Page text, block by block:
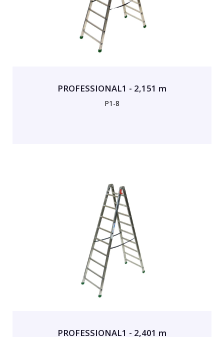
PROFESSIONAL1 - 2,151 m
P1-8
PROFESSIONAL1 - 2,401 m